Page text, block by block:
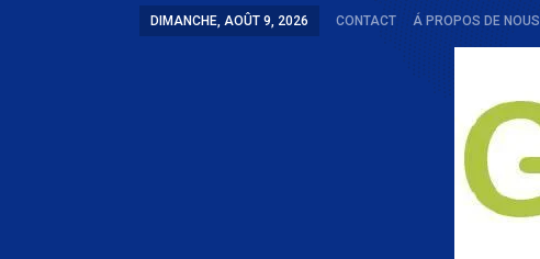
DIMANCHE, AOÛT 9, 2026 CONTACT Á PROPOS DE NOUS